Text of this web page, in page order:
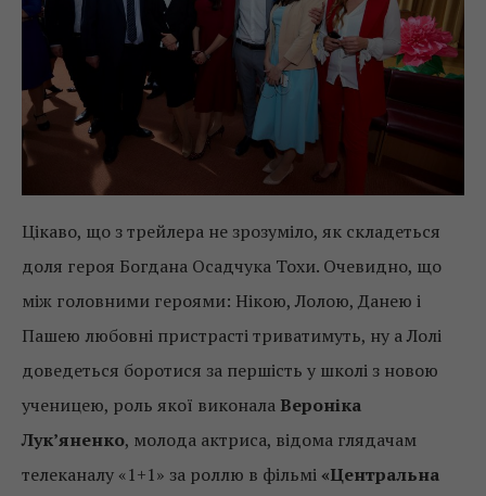
Цікаво, що з трейлера не зрозуміло, як складеться
доля героя Богдана Осадчука Тохи. Очевидно, що
між головними героями: Нікою, Лолою, Данею і
Пашею любовні пристрасті триватимуть, ну а Лолі
доведеться боротися за першість у школі з новою
ученицею, роль якої виконала Вероніка
Лук’яненко, молода актриса, відома глядачам
телеканалу «1+1» за роллю в фільмі «Центральна